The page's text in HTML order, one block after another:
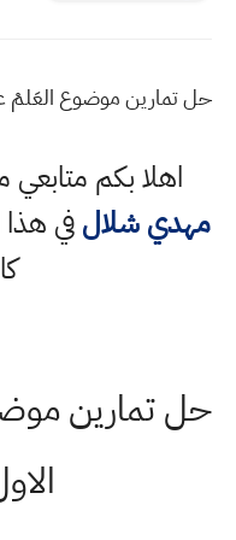
حل تمارين موضوع العَلمْ
اهلا بكم متابعي
مهدي شلالفي
حل تمارين